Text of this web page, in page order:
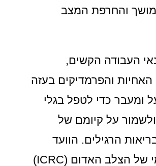
והחרפת המצב
העבודה הקשים,
האחיות והפרמדיקים בעזה
ומעבר כדי לטפל בגלי
על קיומם של
הרגילים. הוועד
הבינלאומי של הצלב האדום (ICRC)